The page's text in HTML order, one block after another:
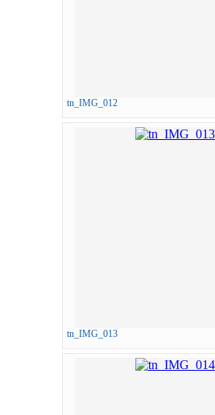
tn_IMG_012
tn_IMG_013